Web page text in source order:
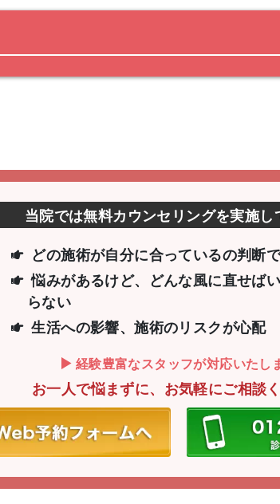
当院では無料カウンセリングを実施し
どの施術が自分に合っているの判断
悩みがあるけど、どんな風に直せば
らない
生活への影響、施術のリスクが心配
経験豊富なスタッフが対応いたし
お一人で悩まずに、お気軽にご相談